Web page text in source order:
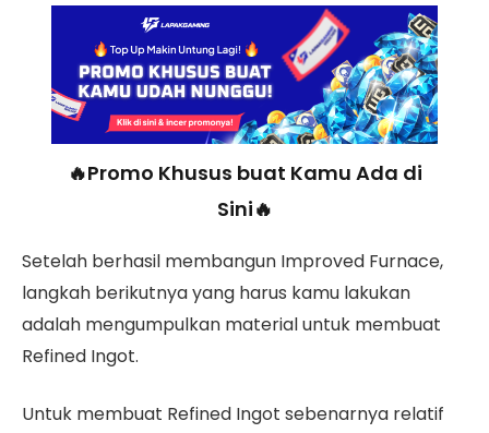
🔥Promo Khusus buat Kamu Ada di
Sini🔥
Setelah berhasil membangun Improved Furnace,
langkah berikutnya yang harus kamu lakukan
adalah mengumpulkan material untuk membuat
Refined Ingot.
Untuk membuat Refined Ingot sebenarnya relatif